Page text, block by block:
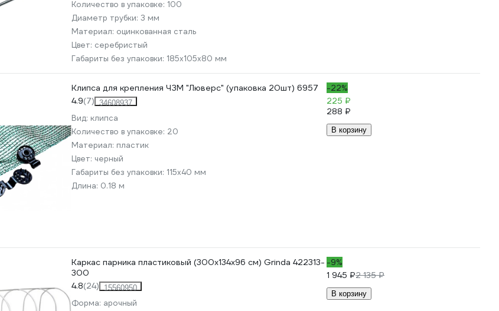
Количество в упаковке: 100
Диаметр трубки: 3 мм
Материал: оцинкованная сталь
Цвет: серебристый
Габариты без упаковки: 185x105x80 мм
Клипса для крепления ЧЗМ "Люверс" (упаковка 20шт) 6957
4.9(7) 34608937
Вид: клипса
Количество в упаковке: 20
Материал: пластик
Цвет: черный
Габариты без упаковки: 115х40 мм
Длина: 0.18 м
-22%
225 ₽
288 ₽
В корзину
Каркас парника пластиковый (300х134х96 см) Grinda 422313-
300
4.8(24) 15560950
Форма: арочный
-9%
1 945 ₽2 135 ₽
В корзину